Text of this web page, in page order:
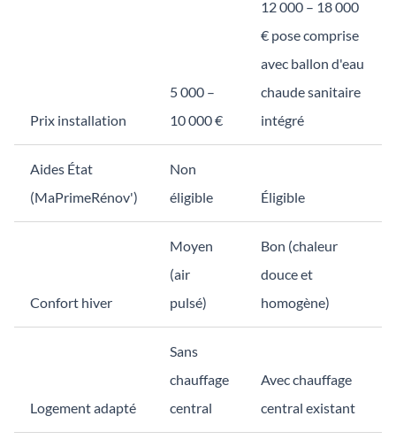
Prix installation
5 000 –
10 000 €
12 000 – 18 000
€ pose comprise
avec ballon d'eau
chaude sanitaire
intégré
Aides État
(MaPrimeRénov')
Non
éligible
Éligible
Confort hiver
Moyen
(air
pulsé)
Bon (chaleur
douce et
homogène)
Logement adapté
Sans
chauffage
central
Avec chauffage
central existant